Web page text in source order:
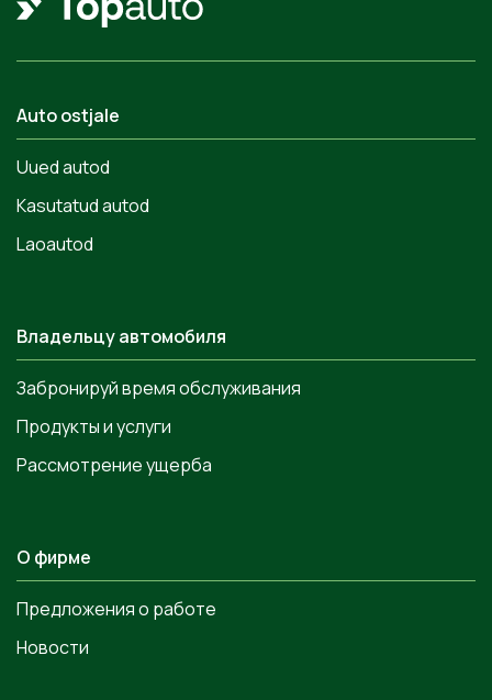
Auto ostjale
Uued autod
Kasutatud autod
Laoautod
Владельцу автомобиля
Забронируй время обслуживания
Продукты и услуги
Рассмотрение ущерба
О фирме
Предложения о работе
Новости